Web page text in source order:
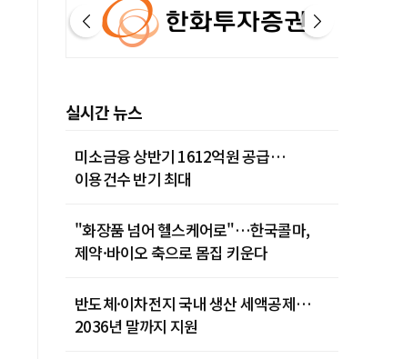
실시간 뉴스
미소금융 상반기 1612억원 공급…
이용건수 반기 최대
"화장품 넘어 헬스케어로"…한국콜마,
제약·바이오 축으로 몸집 키운다
반도체·이차전지 국내 생산 세액공제…
2036년 말까지 지원